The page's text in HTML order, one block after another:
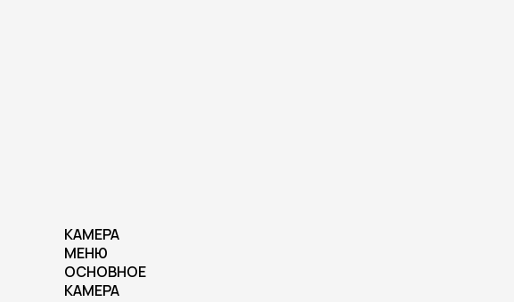
КАМЕРА
МЕНЮ
ОСНОВНОЕ
КАМЕРА